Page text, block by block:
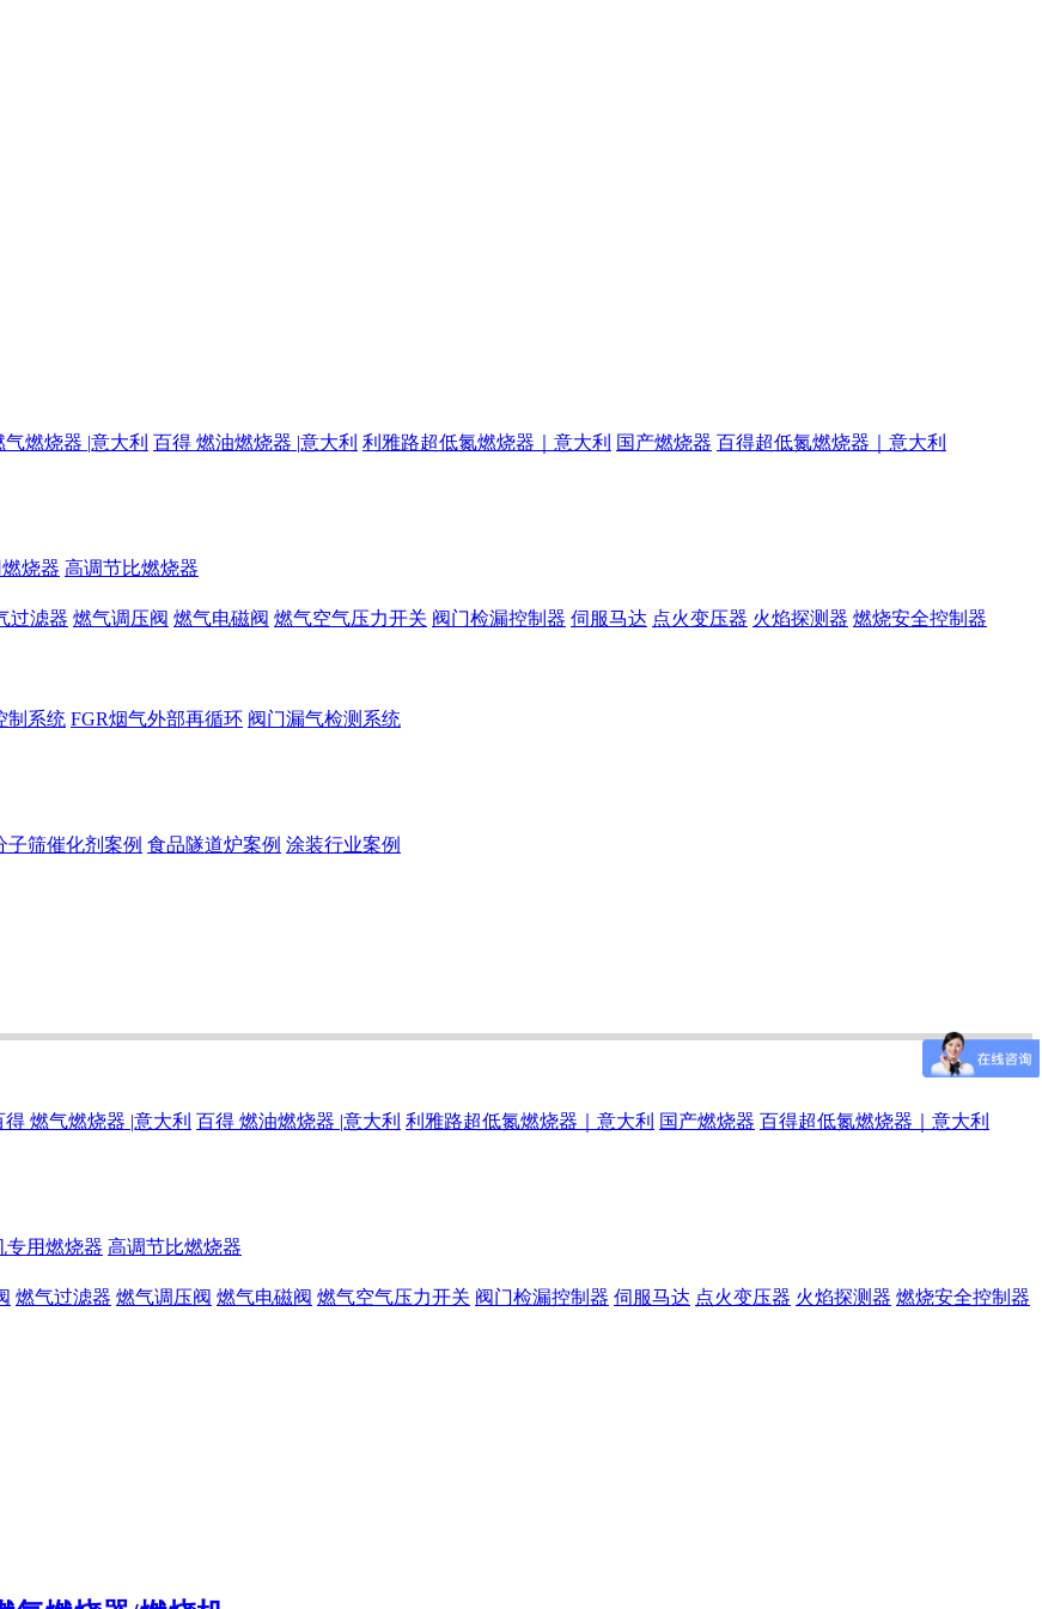
燃烧器 |意大利 百得 燃油燃烧器 |意大利 利雅路超低氮燃烧器｜意大利 国产燃烧器 百得超低氮燃烧器｜意大利
烧器 高调节比燃烧器
过滤器 燃气调压阀 燃气电磁阀 燃气空气压力开关 阀门检漏控制器 伺服马达 点火变压器 火焰探测器 燃烧安全控制器
制系统 FGR烟气外部再循环 阀门漏气检测系统
子筛催化剂案例 食品隧道炉案例 涂装行业案例
得 燃气燃烧器 |意大利 百得 燃油燃烧器 |意大利 利雅路超低氮燃烧器｜意大利 国产燃烧器 百得超低氮燃烧器｜意大利
专用燃烧器 高调节比燃烧器
燃气过滤器 燃气调压阀 燃气电磁阀 燃气空气压力开关 阀门检漏控制器 伺服马达 点火变压器 火焰探测器 燃烧安全控制器